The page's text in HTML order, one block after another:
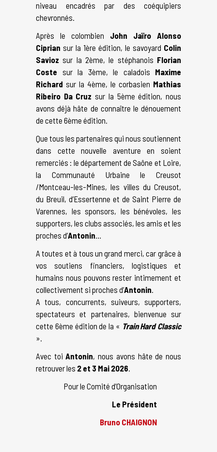
niveau encadrés par des coéquipiers
chevronnés.
Après le colombien John Jaïro Alonso
Ciprian sur la 1ère édition, le savoyard Colin
Savioz sur la 2ème, le stéphanois Florian
Coste sur la 3ème, le caladois Maxime
Richard sur la 4ème, le corbasien Mathias
Ribeiro Da Cruz sur la 5ème édition, nous
avons déjà hâte de connaître le dénouement
de cette 6ème édition.
Que tous les partenaires qui nous soutiennent
dans cette nouvelle aventure en soient
remerciés : le département de Saône et Loire,
la Communauté Urbaine le Creusot
/Montceau-les-Mines, les villes du Creusot,
du Breuil, d’Essertenne et de Saint Pierre de
Varennes, les sponsors, les bénévoles, les
supporters, les clubs associés, les amis et les
proches d’Antonin…
A toutes et à tous un grand merci, car grâce à
vos soutiens financiers, logistiques et
humains nous pouvons rester intimement et
collectivement si proches d’Antonin.
A tous, concurrents, suiveurs, supporters,
spectateurs et partenaires, bienvenue sur
cette 6ème édition de la « Train Hard Classic
».
Avec toiAntonin, nous avons hâte de nous
retrouver les 2 et 3 Mai 2026.
Pour le Comité d’Organisation
Le Président
Bruno CHAIGNON